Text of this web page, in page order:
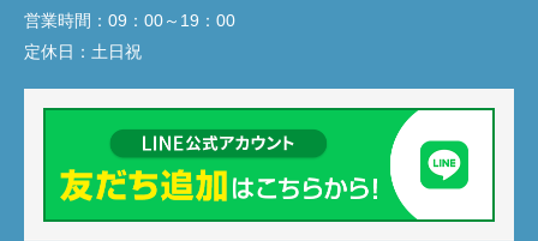
営業時間： 09：00～19：00
定休日： 土日祝